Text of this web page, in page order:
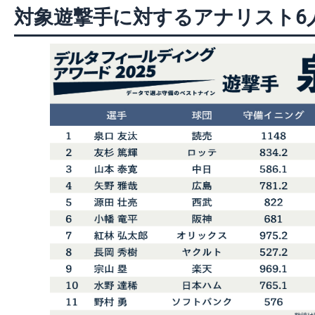
対象遊撃手に対するアナリスト6